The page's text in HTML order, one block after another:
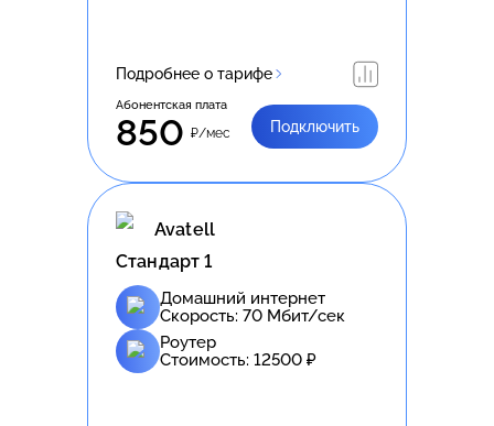
Подробнее о тарифе
Абонентская плата
850 ₽/мес Подключить
Avatell
Стандарт 1
Домашний интернет
Скорость: 70 Мбит/сек
Роутер
Стоимость: 12500 ₽